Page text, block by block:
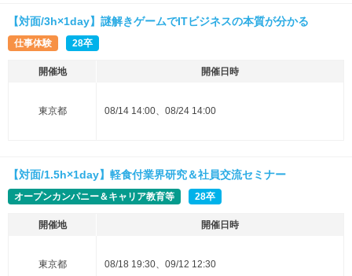
【対面/3h×1day】謎解きゲームでITビジネスの本質が分かる
仕事体験 28卒
開催地 開催日時
東京都 08/14 14:00、08/24 14:00
【対面/1.5h×1day】軽食付業界研究＆社員交流セミナー
オープンカンパニー＆キャリア教育等 28卒
開催地 開催日時
東京都 08/18 19:30、09/12 12:30